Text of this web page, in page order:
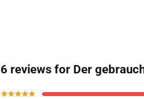
6 reviews for Der
★★★★★